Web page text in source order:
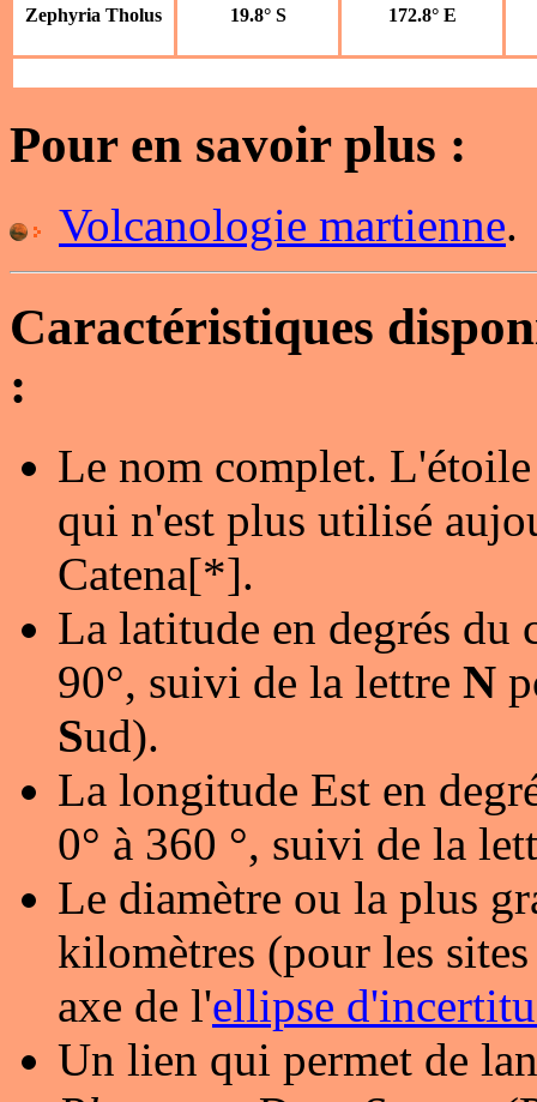
Zephyria Tholus 19.8° S 172.8° E
Pour en savoir plus :
Volcanologie martienne.
Caractéristiques
:
Le nom complet.
qui n'est plus utilisé
Catena[*].
La latitude en degrés du
90°, suivi de la lettre N
Sud).
La longitude Est en
0° à 360 °, suivi de la
Le diamètre ou la plus
kilomètres (pour les
axe de l'ellipse
Un lien qui permet de